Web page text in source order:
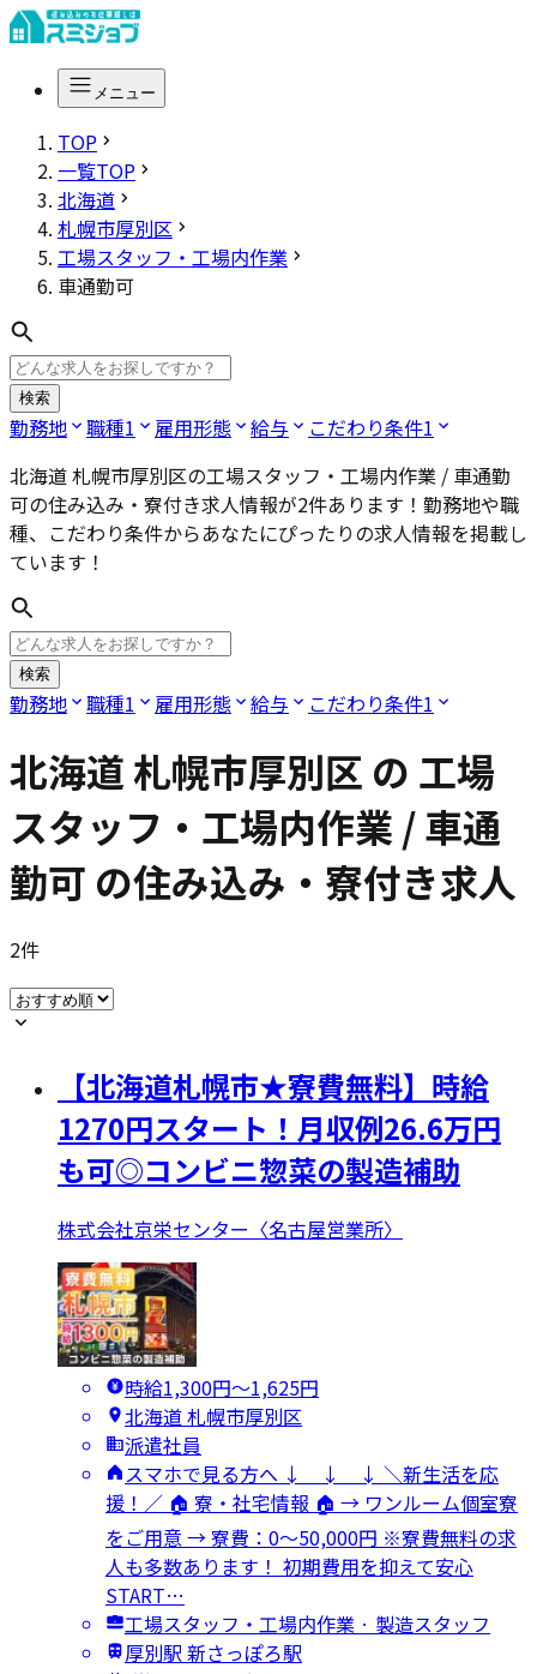
メニュー
TOP
一覧TOP
北海道
札幌市厚別区
工場スタッフ・工場内作業
車通勤可
検索
勤務地 職種1 雇用形態 給与 こだわり条件1
北海道 札幌市厚別区の工場スタッフ・工場内作業 / 車通勤
可の住み込み・寮付き求人情報が2件あります！勤務地や職
種、こだわり条件からあなたにぴったりの求人情報を掲載し
ています！
検索
勤務地 職種1 雇用形態 給与 こだわり条件1
北海道 札幌市厚別区 の 工場
スタッフ・工場内作業 / 車通
勤可 の住み込み・寮付き求人
2件
【北海道札幌市★寮費無料】時給
1270円スタート！月収例26.6万円
も可◎コンビニ惣菜の製造補助
株式会社京栄センター〈名古屋営業所〉
時給1,300円〜1,625円
北海道 札幌市厚別区
派遣社員
スマホで見る方へ ↓ ↓ ↓ ＼新生活を応
援！／ 🏠 寮・社宅情報 🏠 → ワンルーム個室寮
をご用意 → 寮費：0～50,000円 ※寮費無料の求
人も多数あります！ 初期費用を抑えて安心
START…
工場スタッフ・工場内作業 · 製造スタッフ
厚別駅 新さっぽろ駅